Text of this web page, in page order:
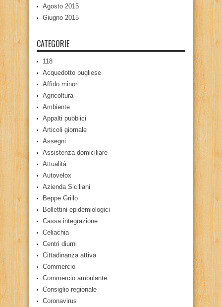
Agosto 2015
Giugno 2015
CATEGORIE
118
Acquedotto pugliese
Affido minori
Agricoltura
Ambiente
Appalti pubblici
Articoli giornale
Assegni
Assistenza domiciliare
Attualità
Autovelox
Azienda Siciliani
Beppe Grillo
Bollettini epidemiologici
Cassa integrazione
Celiachia
Centri diurni
Cittadinanza attiva
Commercio
Commercio ambulante
Consiglio regionale
Coronavirus